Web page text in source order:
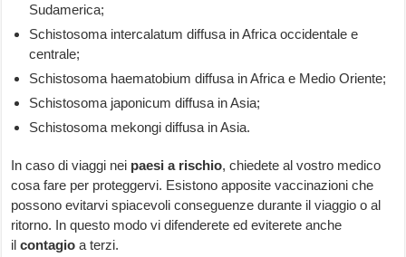
Sudamerica;
Schistosoma intercalatum diffusa in Africa occidentale e
centrale;
Schistosoma haematobium diffusa in Africa e Medio Oriente;
Schistosoma japonicum diffusa in Asia;
Schistosoma mekongi diffusa in Asia.
In caso di viaggi nei paesi a rischio, chiedete al vostro medico
cosa fare per proteggervi. Esistono apposite vaccinazioni che
possono evitarvi spiacevoli conseguenze durante il viaggio o al
ritorno. In questo modo vi difenderete ed eviterete anche
ilcontagio a terzi.